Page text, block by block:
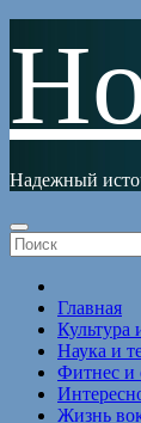
к
содержимому
Надежный
Главная
Культура
Наука и
Фитнес и
Жизнь